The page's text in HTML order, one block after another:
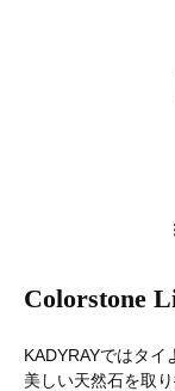
Colorstone
KADYRAYではタイ
美しい天然石を取